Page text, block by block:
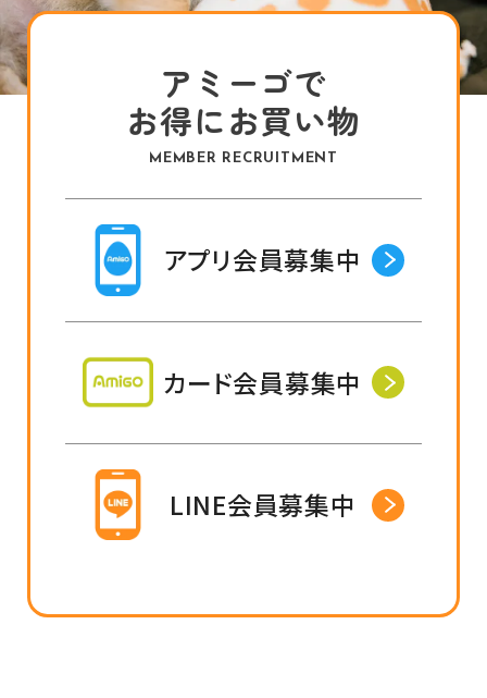
アミーゴで
お得にお買い物
MEMBER RECRUITMENT
アプリ会員募集中
カード会員募集中
LINE会員募集中